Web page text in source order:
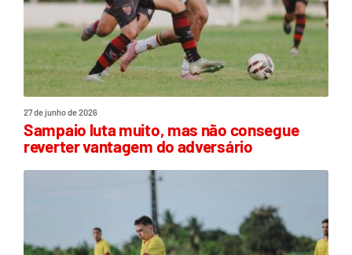
27 de junho de 2026
Sampaio luta muito, mas não consegue
reverter vantagem do adversário